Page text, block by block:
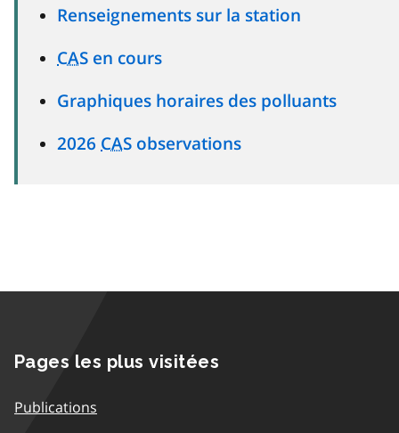
Renseignements sur la station
CAS en cours
Graphiques horaires des polluants
2026 CAS observations
Pages les plus visitées
Publications